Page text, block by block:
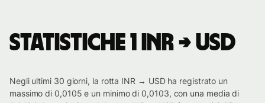
Statistiche 1 INR → USD
Negli ultimi 30 giorni, la rotta INR → USD ha registrato un
massimo di 0,0105 e un minimo di 0,0103, con una media di